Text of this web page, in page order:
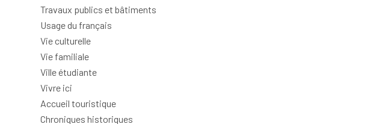
Travaux publics et bâtiments
Usage du français
Vie culturelle
Vie familiale
Ville étudiante
Vivre ici
Accueil touristique
Chroniques historiques